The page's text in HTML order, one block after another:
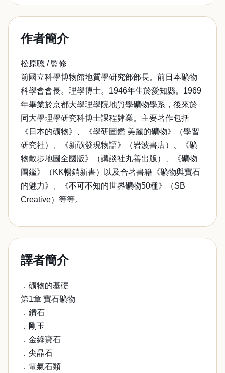
作者簡介
松原聰 / 監修
前國立科學博物館地質學研究部部長。前日本礦物
科學會會長。理學博士。1946年生於愛知縣。1969
年畢業於京都大學理學院地質學礦物學系，後來於
同大學理學研究科博士課程肄業。主要著作包括
《日本的礦物》、《學研圖鑑 美麗的礦物》（學習
研究社）、《新礦發現物語》（岩波書店）、《礦
物散步地圖全國版》（講談社丸善出版）、《礦物
圖鑑》（KK暢銷新書）以及合著書籍《礦物與寶石
的魅力》、《不可不知的世界礦物50種》（SB
Creative）等等。
譯者簡介
．礦物的基礎
第1章 寶石礦物
．鑽石
．剛玉
．金綠寶石
．尖晶石
．電氣石類